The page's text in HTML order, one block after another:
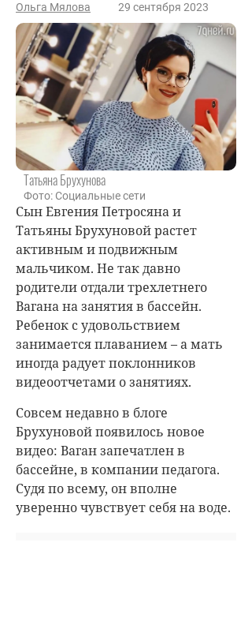
Ольга Мялова 29 сентября 2023
Татьяна Брухунова
Фото: Социальные сети
Сын Евгения Петросяна и
Татьяны Брухуновой растет
активным и подвижным
мальчиком. Не так давно
родители отдали трехлетнего
Вагана на занятия в бассейн.
Ребенок с удовольствием
занимается плаванием – а мать
иногда радует поклонников
видеоотчетами о занятиях.
Совсем недавно в блоге
Брухуновой появилось новое
видео: Ваган запечатлен в
бассейне, в компании педагога.
Судя по всему, он вполне
уверенно чувствует себя на воде.